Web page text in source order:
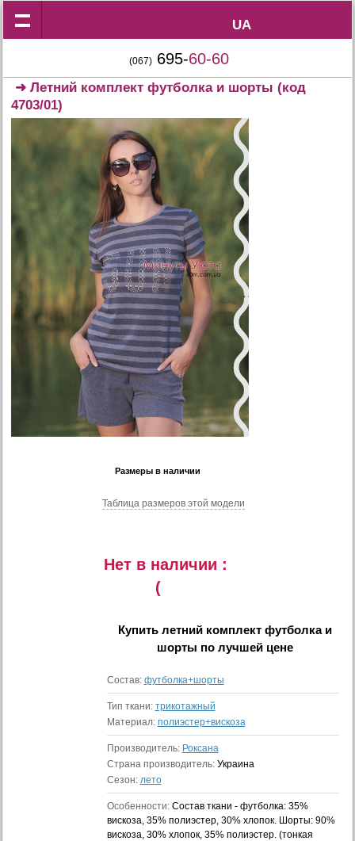
UA
UA
(067) 695-60-60
➜Летний комплект футболка и шорты (код
4703/01)
Размеры в наличии
Таблица размеров этой модели
Нет в наличии :
(
Купить летний комплект футболка и
шорты по лучшей цене
Состав: футболка+шорты
Тип ткани: трикотажный
Материал: полиэстер+вискоза
Производитель: Роксана
Страна производитель: Украина
Сезон: лето
Особенности: Состав ткани - футболка: 35%
вискоза, 35% полиэстер, 30% хлопок. Шорты: 90%
вискоза, 30% хлопок, 35% полиэстер. (тонкая